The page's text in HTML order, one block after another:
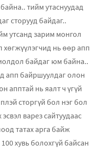
тийм утаснуудад
сторууд байдаг..
утсанд зарим монгол
хөгжүүлэгчид нь өөр апп
байдаг юм байна..
апп байршуулдаг олон
апптай нь яалт ч үгүй
сторгүй бол нэг бол
варез сайтуудаас
татах арга байж
хувь болохгүй байсан